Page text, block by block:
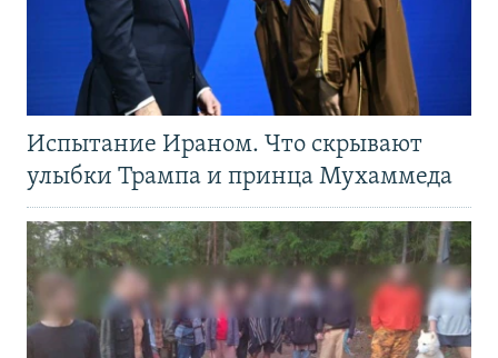
Испытание Ираном. Что скрывают
улыбки Трампа и принца Мухаммеда